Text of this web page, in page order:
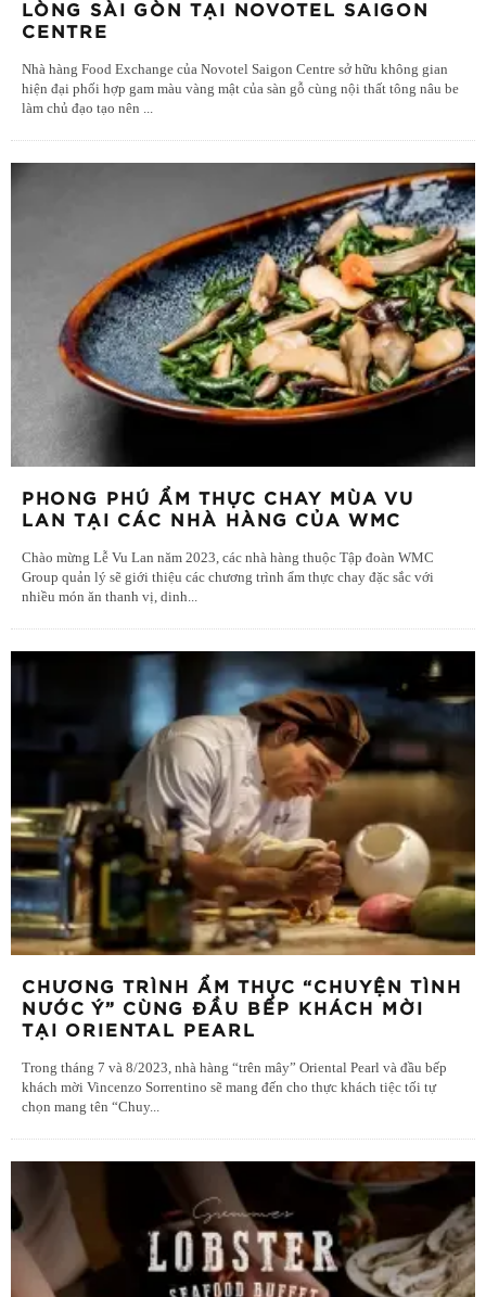
LÒNG SÀI GÒN TẠI NOVOTEL SAIGON
CENTRE
Nhà hàng Food Exchange của Novotel Saigon Centre sở hữu không gian
hiện đại phối hợp gam màu vàng mật của sàn gỗ cùng nội thất tông nâu be
làm chủ đạo tạo nên ...
PHONG PHÚ ẨM THỰC CHAY MÙA VU
LAN TẠI CÁC NHÀ HÀNG CỦA WMC
Chào mừng Lễ Vu Lan năm 2023, các nhà hàng thuộc Tập đoàn WMC
Group quản lý sẽ giới thiệu các chương trình ẩm thực chay đặc sắc với
nhiều món ăn thanh vị, dinh
CHƯƠNG TRÌNH ẨM THỰC “CHUYỆN TÌNH
NƯỚC Ý” CÙNG ĐẦU BẾP KHÁCH MỜI
TẠI ORIENTAL PEARL
Trong tháng 7 và 8/2023, nhà hàng “trên mây” Oriental Pearl và đầu bếp
khách mời Vincenzo Sorrentino sẽ mang đến cho thực khách tiệc tối tự
chọn mang tên “Chuy...